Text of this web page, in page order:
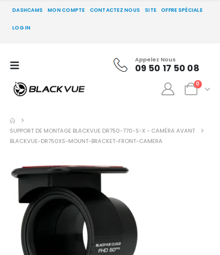
DASHCAMS MON COMPTE CONTACTEZ NOUS SITE OFFRE SPÉCIALE
LOG IN
Appelez Nous
09 50 17 50 08
0
SUPPORT DE MONTAGE BLACKVUE DR750-770-S-X - CAMÉRA AVANT
BLACKVUE-DR750XS-MOUNT-BRACKET-FRONT-CAMERA